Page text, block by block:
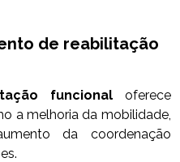
de reabilitação
funcionaloferece
a melhoria da mobilidade,
da coordenação